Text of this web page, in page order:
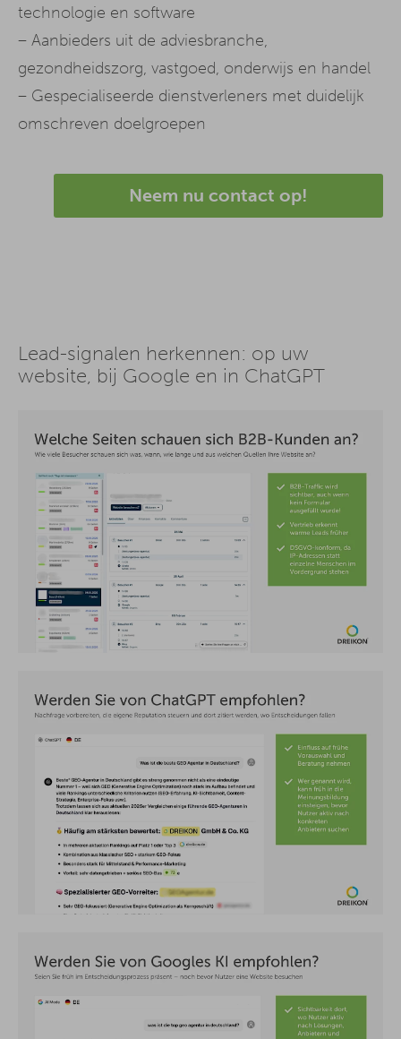
technologie en software
– Aanbieders uit de adviesbranche,
gezondheidszorg, vastgoed, onderwijs en handel
– Gespecialiseerde dienstverleners met duidelijk
omschreven doelgroepen
Neem nu contact op!
Lead-signalen herkennen: op uw
website, bij Google en in ChatGPT